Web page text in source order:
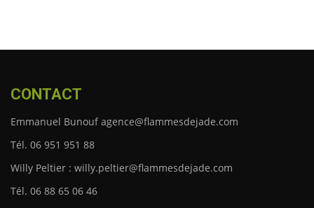
CONTACT
Emmanuel Bunouf agence@flammesdejade.com
Tél. 06 951 951 88
Willy Peltier : willy.peltier@flammesdejade.com
Tél. 06 88 65 06 46